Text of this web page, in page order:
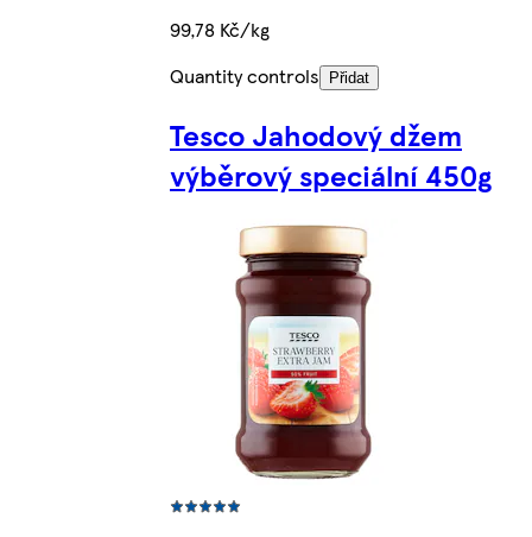
99,78 Kč/kg
Quantity controls
Přidat
Tesco Jahodový džem
výběrový speciální 450g